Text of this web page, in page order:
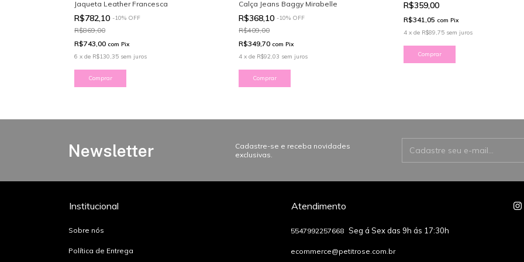
Jaqueta Leather Francesca
R$782,10 -10% OFF
R$869,00
R$743,00 com Pix
6 x de R$130,35 sem juros
Comprar
Calça Jeans Baggy Mirabelle
R$368,10 -10% OFF
R$409,00
R$349,70 com Pix
4 xde R$92,03 sem juros
Comprar
R$359,00
R$341,05 com Pix
4 x de R$89,75 sem juros
Comprar
Newsletter
Cadastre-se e receba novidades
exclusivas.
Institucional
Sobre nós
Política de Entrega
Atendimento
5547992257668
ecommerce@petitrose.com.br